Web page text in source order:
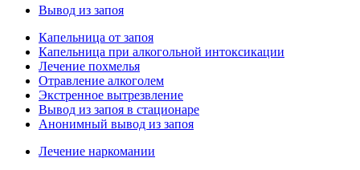
Вывод из запоя
Капельница от запоя
Капельница при алкогольной интоксикации
Лечение похмелья
Отравление алкоголем
Экстренное вытрезвление
Вывод из запоя в стационаре
Анонимный вывод из запоя
Лечение наркомании